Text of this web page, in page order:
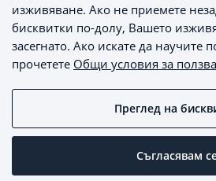
Начини на
MaxSale © 2026 - Всички
изживяване. Ако не приемете
бисквитки по-долу, Вашето
засегнато. Ако искате да научите
прочетете Общи условия за
Съгласявам
Преглед на